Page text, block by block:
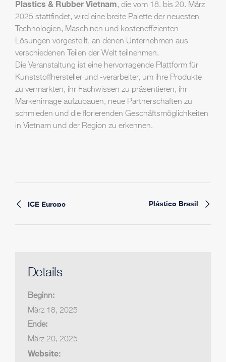
Plastics & Rubber Vietnam, die vom 18. bis 20. März
2025 stattfindet, wird eine breite Palette der neuesten
Technologien, Maschinen und kosteneffizienten
Lösungen vorgestellt, an denen Unternehmen aus
verschiedenen Teilen der Welt teilnehmen.
Die Veranstaltung ist eine hervorragende Plattform für
Kunststoffhersteller und -verarbeiter, um ihre Produkte
zu vermarkten, ihr Fachwissen zu präsentieren, ihr
Markenimage aufzubauen, neue Partnerschaften zu
schmieden und die florierenden Geschäftsmöglichkeiten
in Vietnam und der Region zu erkennen.
ICE Europe Plástico Brasil
Details
Beginn:
März 18, 2025
Ende:
März 20, 2025
Website: